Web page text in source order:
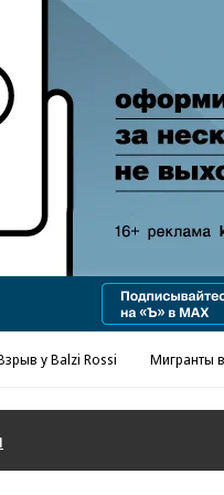
ad
у Balzi Rossi Мигранты